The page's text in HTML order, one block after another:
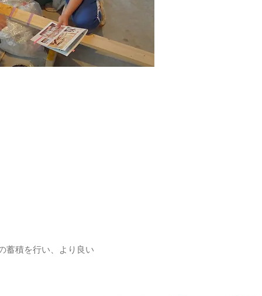
蓄積を行い、より良い